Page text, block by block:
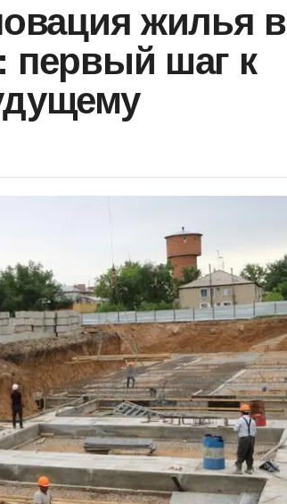
жилья в
первый шаг к